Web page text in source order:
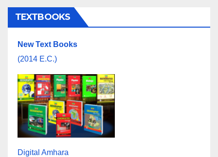
TEXTBOOKS
New Text Books
(2014 E.C.)
Digital Amhara